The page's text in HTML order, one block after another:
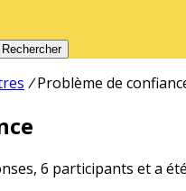
Rechercher
/ Problème de
6 participants et a